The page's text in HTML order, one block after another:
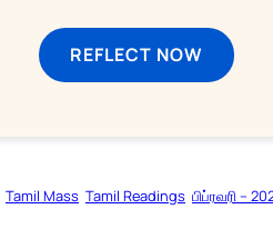
REFLECT NOW
Tamil Mass Tamil Readings பிப்ரவரி –